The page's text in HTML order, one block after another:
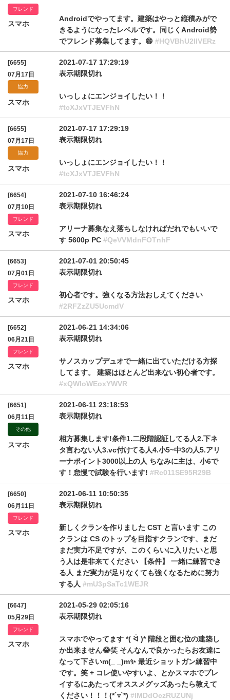
フレンド
スマホ
Androidでやってます。建築はやっと縦積みがで
きるようになったレベルです。同じくAndroid勢
でフレンド募集してます。😄 #HQVBhU2llVERz
[6655]
07月17日
協力
スマホ
2021-07-17 17:29:19
表示期限切れ
いっしょにエンジョイしたい！！
#tcXJxVTJEVFhN
[6655]
07月17日
協力
スマホ
2021-07-17 17:29:19
表示期限切れ
いっしょにエンジョイしたい！！
#tcXJxVTJEVFhN
[6654]
07月10日
フレンド
スマホ
2021-07-10 16:46:24
表示期限切れ
アリーナ募集なえ落ちしなければだれでもいいで
す 5600p PC #QeVVMdnFOTnhF
[6653]
07月01日
フレンド
スマホ
2021-07-01 20:50:45
表示期限切れ
初心者です。強くなる方法おしえてください
#2RFZzZU5UcmdV
[6652]
06月21日
フレンド
スマホ
2021-06-21 14:34:06
表示期限切れ
サノスカップデュオで一緒に出ていただける方探
してます。 建築はほとんど出来ない初心者です。
#xQWloWEoxYWVR
[6651]
06月11日
その他
スマホ
2021-06-11 23:18:53
表示期限切れ
相方募集します!条件1.二段階認証してる人2.下ネ
タ言わない人3.vc付けてる人4.小5~中3の人5.アリ
ーナポイント3000以上の人 ちなみに主は、小6で
す！怠慢で試験を行います! #Rc011SE95R29B
[6650]
06月11日
フレンド
スマホ
2021-06-11 10:50:35
表示期限切れ
新しくクランを作りました CST と言います この
クランは CS のトップを目指すクランです、まだ
まだ実力不足ですが、このくらいに入りたいと思
う人は是非来てください 【条件】 一緒に練習でき
る人 まだ実力が足りなくても強くなるために努力
する人 #mU3pSaTc1WEJR
[6647]
05月29日
フレンド
スマホ
2021-05-29 02:05:16
表示期限切れ
スマホでやってます *( ᐛ )* 階段と囲む位の建築し
か出来ません😂笑 そんなんで良かったらお友達に
なって下さいm(_ _)m✨ 最近ショットガン練習中
です。笑 + コレ使いやすいよ、とかスマホでプレ
イするにあたってオススメグッズあったら教えて
ください！！！(*´▿`*) #lMDdOczRUZUNj